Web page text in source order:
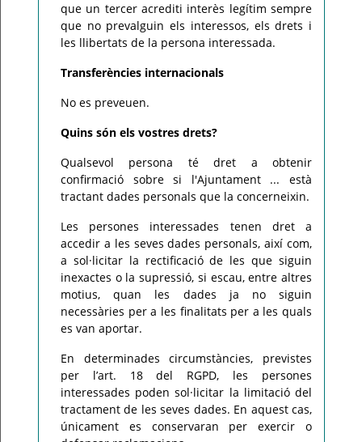
que un tercer acrediti interès legítim sempre
que no prevalguin els interessos, els drets i
les llibertats de la persona interessada.
Transferències internacionals
No es preveuen.
Quins són els vostres drets?
Qualsevol persona té dret a obtenir
confirmació sobre si l'Ajuntament ... està
tractant dades personals que la concerneixin.
Les persones interessades tenen dret a
accedir a les seves dades personals, així com,
a sol·licitar la rectificació de les que siguin
inexactes o la supressió, si escau, entre altres
motius, quan les dades ja no siguin
necessàries per a les finalitats per a les quals
es van aportar.
En determinades circumstàncies, previstes
per l’art. 18 del RGPD, les persones
interessades poden sol·licitar la limitació del
tractament de les seves dades. En aquest cas,
únicament es conservaran per exercir o